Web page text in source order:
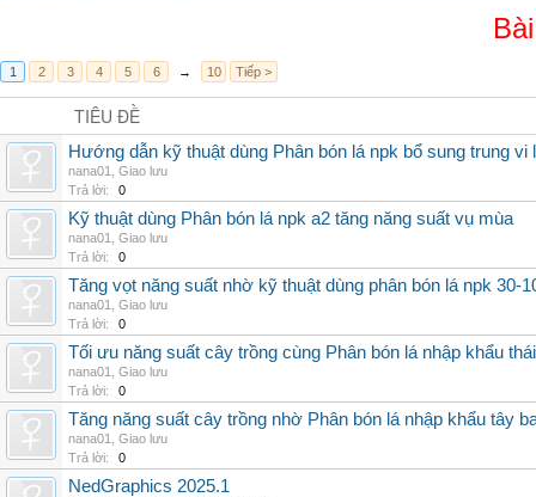
1 2 3 4 5 6 → 10 Tiếp >
TIÊU ĐỀ
Hướng dẫn kỹ thuật dùng Phân bón lá npk bổ sung trung vi
nana01
Giao lưu
Trả lời:
0
Kỹ thuật dùng Phân bón lá npk a2 tăng năng suất vụ mùa
nana01
Giao lưu
Trả lời:
0
Tăng vọt năng suất nhờ kỹ thuật dùng phân bón lá npk 30-
nana01
Giao lưu
Trả lời:
0
Tối ưu năng suất cây trồng cùng Phân bón lá nhập khẩu
nana01
Giao lưu
Trả lời:
0
Tăng năng suất cây trồng nhờ Phân bón lá nhập khẩu tây
nana01
Giao lưu
Trả lời:
0
NedGraphics 2025.1